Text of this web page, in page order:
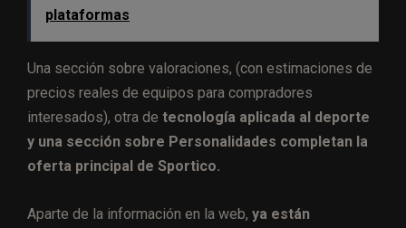
plataformas
Una sección sobre valoraciones, (con estimaciones de
precios reales de equipos para compradores
interesados), otra de tecnología aplicada al deporte
y una sección sobre Personalidades completan la
oferta principal de Sportico.
Aparte de la información en la web, ya están